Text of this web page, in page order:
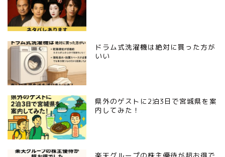
ドラム式洗濯機は絶対に買った方が
いい
県外のゲストに2泊3日で宮城県を案
内してみた！